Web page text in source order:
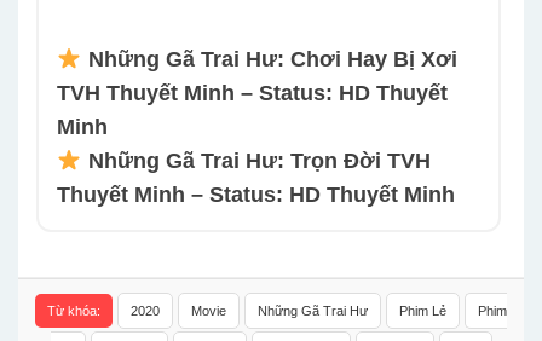
Những Gã Trai Hư: Chơi Hay Bị Xơi
TVH Thuyết Minh – Status: HD Thuyết
Minh
Những Gã Trai Hư: Trọn Đời TVH
Thuyết Minh – Status: HD Thuyết Minh
Từ khóa: 2020 Movie Những Gã Trai Hư Phim Lẻ Phim